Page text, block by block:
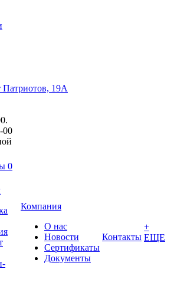
Патриотов, 19А
00
0
Компания
О нас
Новости
Сертификаты
Документы
Контакты
+
ЕЩЕ